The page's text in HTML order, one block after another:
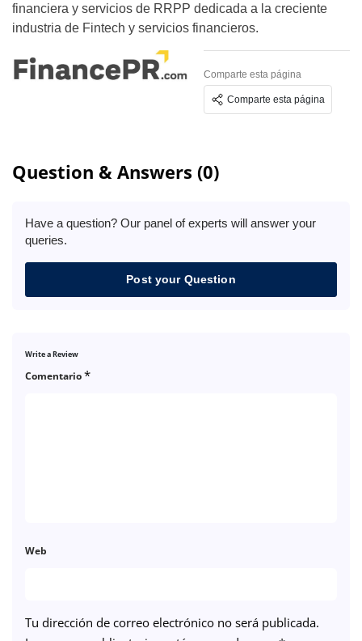
financiera y servicios de RRPP dedicada a la creciente
industria de Fintech y servicios financieros.
Comparte esta página
Comparte esta página
Question & Answers (0)
Have a question? Our panel of experts will answer your
queries.
Post your Question
Write a Review
Tu dirección de correo electrónico no será publicada.
Comentario*
Web